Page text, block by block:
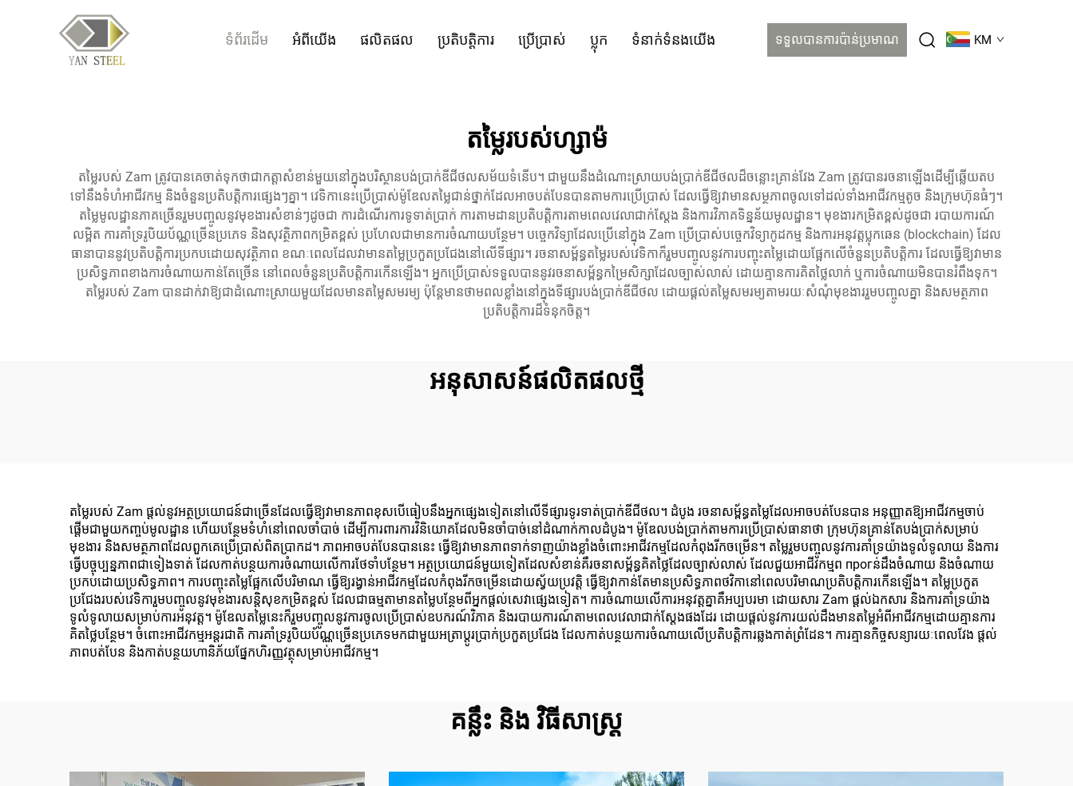
ទំព័រដើម អំពីយើង ផលិតផល ប្រតិបត្តិការ ប្រើប្រាស់ ប្លុក ទំនាក់ទំនងយើង ទទួលបានការប៉ាន់ប្រមាណ KM
តម្លៃ​របស់​ហ្សាម៉
តម្លៃរបស់ Zam ត្រូវបានគេចាត់ទុកថាជាកត្តាសំខាន់មួយនៅក្នុងបរិស្ថានបង់ប្រាក់ឌីជីថលសម័យទំនើប។ ជាមួយនឹងដំណោះស្រាយបង់ប្រាក់ឌីជីថលដ៏ចន្លោះគ្រាន់វែង Zam ត្រូវបានរចនាឡើងដើម្បីឆ្លើយតប
ទៅនឹងទំហំអាជីវកម្ម និងចំនួនប្រតិបត្តិការផ្សេងៗគ្នា។ វេទិកានេះប្រើប្រាស់ម៉ូឌែលតម្លៃជាន់ថ្នាក់ដែលអាចបត់បែនបានតាមការប្រើប្រាស់ ដែលធ្វើឱ្យវាមានសម្ថភាពចូលទៅដល់ទាំងអាជីវកម្មតូច និងក្រុមហ៊ុនធំៗ។
តម្លៃមូលដ្ឋានភាគច្រើនរួមបញ្ចូលនូវមុខងារសំខាន់ៗដូចជា ការដំណើរការទូទាត់ប្រាក់ ការតាមដានប្រតិបត្តិការតាមពេលវេលាជាក់ស្តែង និងការវិភាគទិន្នន័យមូលដ្ឋាន។ មុខងារកម្រិតខ្ពស់ដូចជា របាយការណ៍
លម្អិត ការគាំទ្ររូបិយប័ណ្ណច្រើនប្រភេទ និងសុវត្ថិភាពកម្រិតខ្ពស់ ប្រហែលជាមានការចំណាយបន្ថែម។ បច្ចេកវិទ្យាដែលប្រើនៅក្នុង Zam ប្រើប្រាស់បច្ចេកវិទ្យាកូដកម្ម និងការអនុវត្តប្លុកឆេន (blockchain) ដែល
ធានាបាននូវប្រតិបត្តិការប្រកបដោយសុវត្ថិភាព ខណៈពេលដែលវាមានតម្លៃប្រកួតប្រជែងនៅលើទីផ្សារ។ រចនាសម្ព័ន្ធតម្លៃរបស់វេទិកាក៏រួមបញ្ចូលនូវការបញ្ចុះតម្លៃដោយផ្អែកលើចំនួនប្រតិបត្តិការ ដែលធ្វើឱ្យវាមាន
ប្រសិទ្ធភាពខាងការចំណាយកាន់តែច្រើន នៅពេលចំនួនប្រតិបត្តិការកើនឡើង។ អ្នកប្រើប្រាស់ទទួលបាននូវរចនាសម្ព័ន្ធកម្រៃសិក្សាដែលច្បាស់លាស់ ដោយគ្មានការគិតថ្លៃលាក់ ឬការចំណាយមិនបានរំពឹងទុក។
តម្លៃរបស់ Zam បានដាក់វាឱ្យជាដំណោះស្រាយមួយដែលមានតម្លៃសមរម្យ ប៉ុន្តែមានថាមពលខ្លាំងនៅក្នុងទីផ្សារបង់ប្រាក់ឌីជីថល ដោយផ្តល់តម្លៃសមរម្យតាមរយៈសំណុំមុខងាររួមបញ្ចូលគ្នា និងសមត្ថភាព
ប្រតិបត្តិការដ៏ទំនុកចិត្ត។
អនុសាសន៍ផលិតផលថ្មី
តម្លៃរបស់ Zam ផ្តល់នូវអត្ថប្រយោជន៍ជាច្រើនដែលធ្វើឱ្យវាមានភាពខុសបើធៀបនឹងអ្នកផ្សេងទៀតនៅលើទីផ្សារទូរទាត់ប្រាក់ឌីជីថល។ ដំបូង រចនាសម្ព័ន្ធតម្លៃដែលអាចបត់បែនបាន អនុញ្ញាតឱ្យអាជីវកម្មចាប់
ផ្តើមជាមួយកញ្ចប់មូលដ្ឋាន ហើយបន្ថែមទំហំនៅពេលចាំបាច់ ដើម្បីការពារការវិនិយោគដែលមិនចាំបាច់នៅដំណាក់កាលដំបូង។ ម៉ូឌែលបង់ប្រាក់តាមការប្រើប្រាស់ធានាថា ក្រុមហ៊ុនគ្រាន់តែបង់ប្រាក់សម្រាប់
មុខងារ និងសមត្ថភាពដែលពួកគេប្រើប្រាស់ពិតប្រាកដ។ ភាពអាចបត់បែនបាននេះ ធ្វើឱ្យវាមានភាពទាក់ទាញយ៉ាងខ្លាំងចំពោះអាជីវកម្មដែលកំពុងរីកចម្រើន។ តម្លៃរួមបញ្ចូលនូវការគាំទ្រយ៉ាងទូលំទូលាយ និងការ
ធ្វើបច្ចុប្បន្នភាពជាទៀងទាត់ ដែលកាត់បន្ថយការចំណាយលើការថែទាំបន្ថែម។ អត្ថប្រយោជន៍មួយទៀតដែលសំខាន់គឺរចនាសម្ព័ន្ធគិតថ្លៃដែលច្បាស់លាស់ ដែលជួយអាជីវកម្មព прогន់ដឹងចំណាយ និងចំណាយ
ប្រកបដោយប្រសិទ្ធភាព។ ការបញ្ចុះតម្លៃផ្អែកលើបរិមាណ ធ្វើឱ្យរង្វាន់អាជីវកម្មដែលកំពុងរីកចម្រើនដោយស្វ័យប្រវត្តិ ធ្វើឱ្យវាកាន់តែមានប្រសិទ្ធភាពថវិកានៅពេលបរិមាណប្រតិបត្តិការកើនឡើង។ តម្លៃប្រកួត
ប្រជែងរបស់វេទិការួមបញ្ចូលនូវមុខងារសន្តិសុខកម្រិតខ្ពស់ ដែលជាធម្មតាមានតម្លៃបន្ថែមពីអ្នកផ្តល់សេវាផ្សេងទៀត។ ការចំណាយលើការអនុវត្តគ្នាគឺអប្បបរមា ដោយសារ Zam ផ្តល់ឯកសារ និងការគាំទ្រយ៉ាង
ទូលំទូលាយសម្រាប់ការអនុវត្ត។ ម៉ូឌែលតម្លៃនេះក៏រួមបញ្ចូលនូវការចូលប្រើប្រាស់ឧបករណ៍វិភាគ និងរបាយការណ៍តាមពេលវេលាជាក់ស្តែងផងដែរ ដោយផ្តល់នូវការយល់ដឹងមានតម្លៃអំពីអាជីវកម្មដោយគ្មានការ
គិតថ្លៃបន្ថែម។ ចំពោះអាជីវកម្មអន្តរជាតិ ការគាំទ្ររូបិយប័ណ្ណច្រើនប្រភេទមកជាមួយអត្រាប្តូរប្រាក់ប្រកួតប្រជែង ដែលកាត់បន្ថយការចំណាយលើប្រតិបត្តិការឆ្លងកាត់ព្រំដែន។ ការគ្មានកិច្ចសន្យារយៈពេលវែង ផ្តល់
ភាពបត់បែន និងកាត់បន្ថយហានិភ័យផ្នែកហិរញ្ញវត្ថុសម្រាប់អាជីវកម្ម។
គន្លឹះ និង វិធីសាស្ត្រ